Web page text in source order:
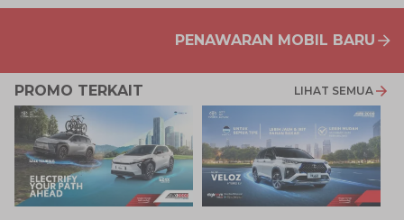
PENAWARAN MOBIL BARU
PROMO TERKAIT LIHAT SEMUA